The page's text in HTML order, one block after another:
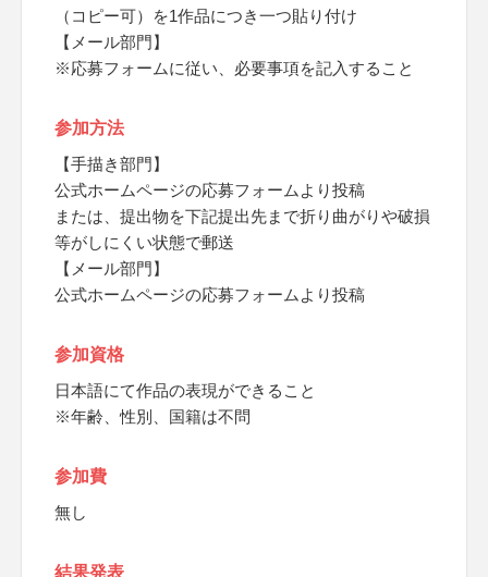
（コピー可）を1作品につき一つ貼り付け
【メール部門】
※応募フォームに従い、必要事項を記入すること
参加方法
【手描き部門】
公式ホームページの応募フォームより投稿
または、提出物を下記提出先まで折り曲がりや破損
等がしにくい状態で郵送
【メール部門】
公式ホームページの応募フォームより投稿
参加資格
日本語にて作品の表現ができること
※年齢、性別、国籍は不問
参加費
無し
結果発表